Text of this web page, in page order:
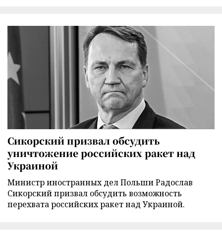
Сикорский призвал обсудить
уничтожение российских ракет над
Украиной
Министр иностранных дел Польши Радослав
Сикорский призвал обсудить возможность
перехвата российских ракет над Украиной.